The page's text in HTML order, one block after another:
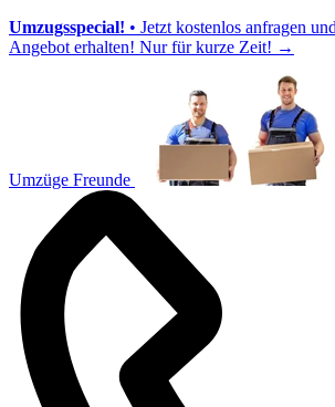
Umzugsspecial! • Jetzt kostenlos anfragen
Angebot erhalten! Nur für kurze Zeit! →
Umzüge Freunde